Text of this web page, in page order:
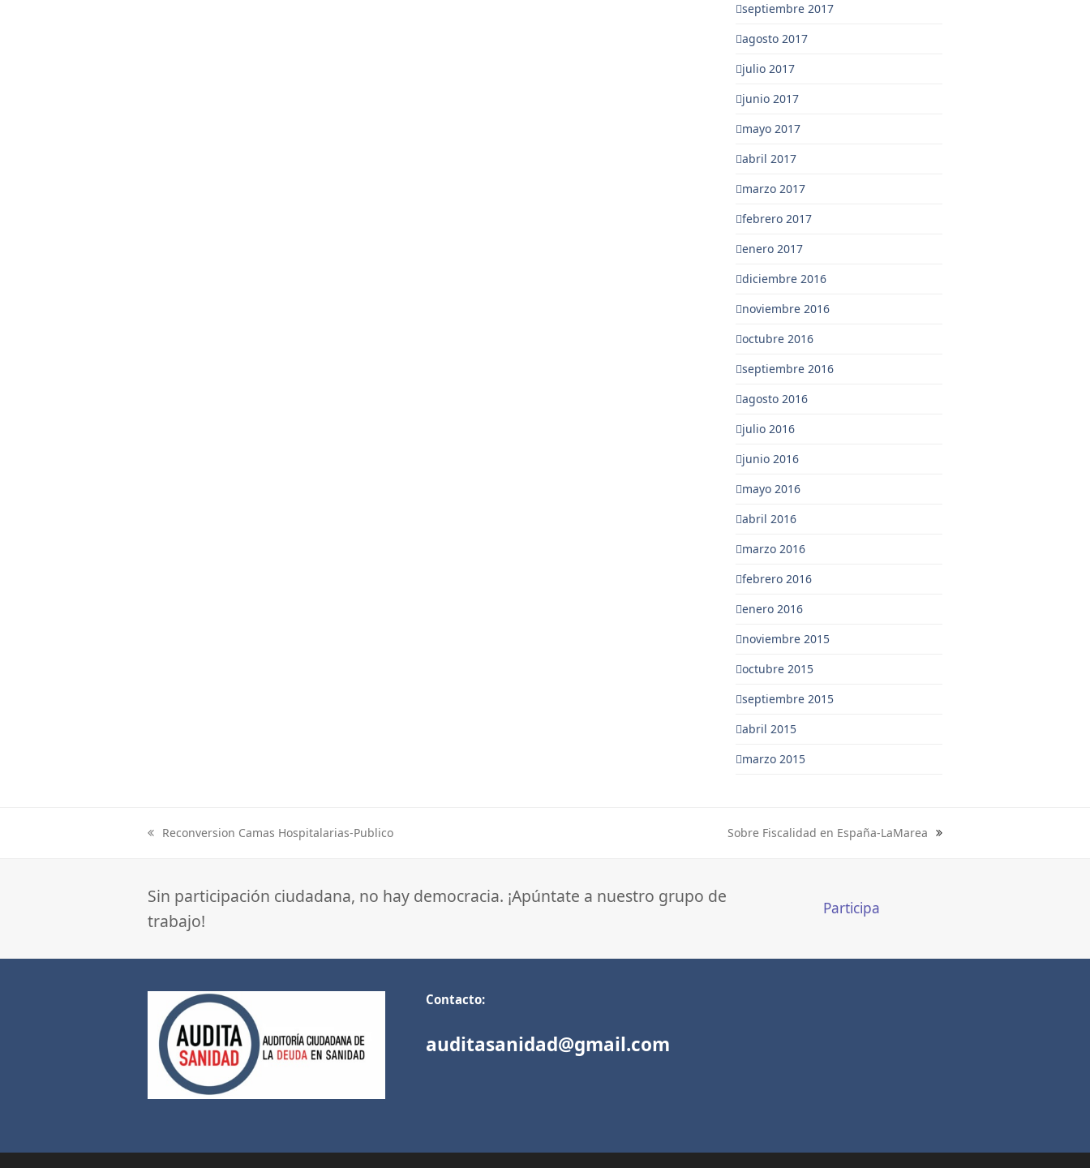
septiembre 2017
agosto 2017
julio 2017
junio 2017
mayo 2017
abril 2017
marzo 2017
febrero 2017
enero 2017
diciembre 2016
noviembre 2016
octubre 2016
septiembre 2016
agosto 2016
julio 2016
junio 2016
mayo 2016
abril 2016
marzo 2016
febrero 2016
enero 2016
noviembre 2015
octubre 2015
septiembre 2015
abril 2015
marzo 2015
previous
Reconversion Camas Hospitalarias-Publico
Sobre Fiscalidad en España-LaMarea
Sin participación ciudadana, no hay democracia. ¡Apúntate a nuestro grupo de
trabajo!
Participa
Contacto:
auditasanidad@gmail.com